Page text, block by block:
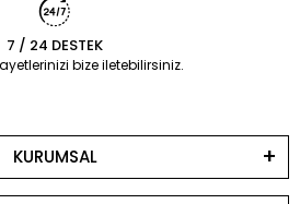
7 / 24 DESTEK
bize iletebilirsiniz.
KURUMSAL